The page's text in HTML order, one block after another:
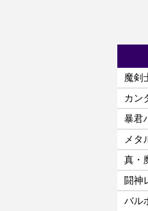
魔剣
カン
暴君
メタ
真・
闘神
バル